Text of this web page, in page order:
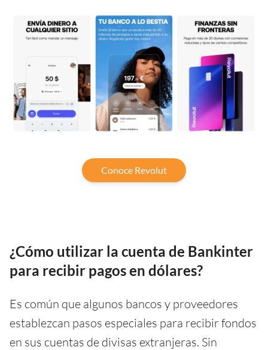
Conoce Revolut
¿Cómo utilizar la cuenta de Bankinter
para recibir pagos en dólares?
Es común que algunos bancos y proveedores
establezcan pasos especiales para recibir fondos
en sus cuentas de divisas extranjeras. Sin